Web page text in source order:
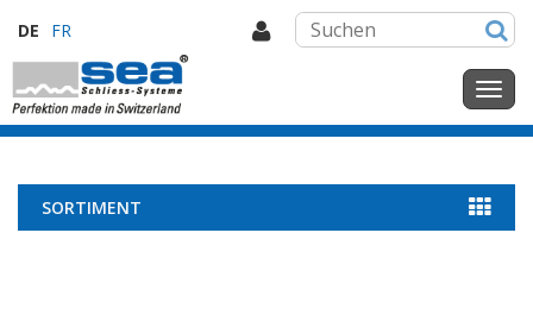
DE FR
SORTIMENT